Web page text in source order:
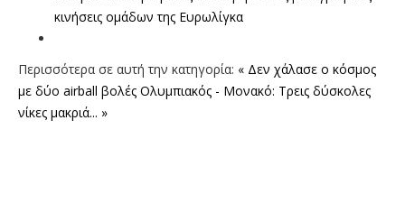
κινήσεις ομάδων της Ευρωλίγκα
Περισσότερα σε αυτή την κατηγορία: « Δεν χάλασε ο κόσμος
με δύο airball βολές Ολυμπιακός - Μονακό: Τρεις δύσκολες
νίκες μακριά... »